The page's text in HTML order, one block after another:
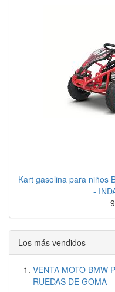
Kart gasolina para niños
-
Los más vendidos
VENTA MOTO BMW
RUEDAS DE GOMA